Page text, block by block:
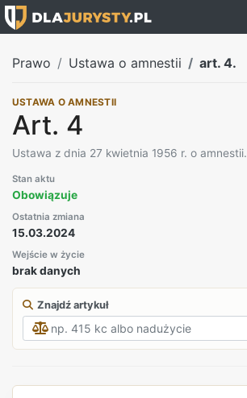
Prawo Ustawa o amnestii art. 4.
USTAWA O AMNESTII
Art. 4
Ustawa z dnia 27 kwietnia 1956 r. o amnestii.
Stan aktu
Obowiązuje
Ostatnia zmiana
15.03.2024
Wejście w życie
brak danych
Znajdź artykuł